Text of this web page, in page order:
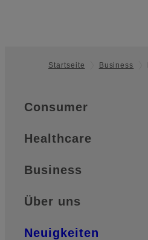
Startseite Business
Quick Links
Consumer
Healthcare
Business
Über uns
Neuigkeiten